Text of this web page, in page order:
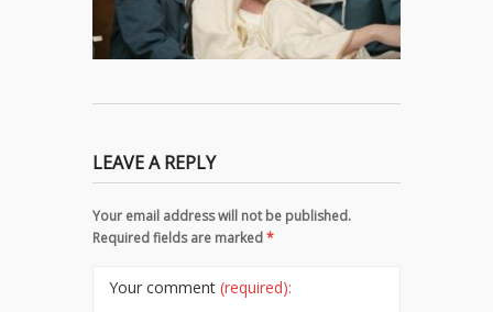
LEAVE A REPLY
Your email address will not be published.
Required fields are marked*
Your comment (required):